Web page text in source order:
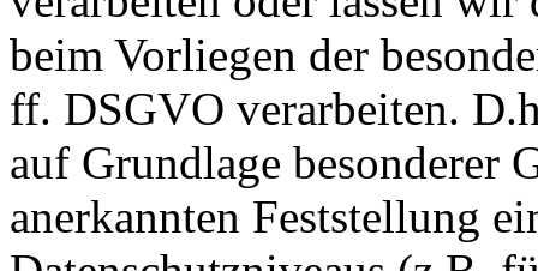
beim Vorliegen der
ff. DSGVO verarbeiten.
auf Grundlage besonderer
anerkannten Feststellung